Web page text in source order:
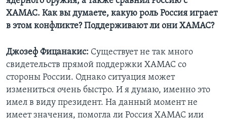
ХАМАС. Как вы думаете, какую роль Россия играет
в этом конфликте? Поддерживают ли они ХАМАС?
Джозеф Фицанакис: Существует не так много
свидетельств прямой поддержки ХАМАС со
стороны России. Однако ситуация может
измениться очень быстро. И я думаю, именно это
имел в виду президент. На данный момент не
имеет значения, помогла ли Россия ХАМАС или